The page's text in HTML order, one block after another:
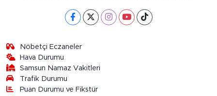
Nöbetçi Eczaneler
Hava Durumu
Samsun Namaz Vakitleri
Trafik Durumu
Puan Durumu ve Fikstür